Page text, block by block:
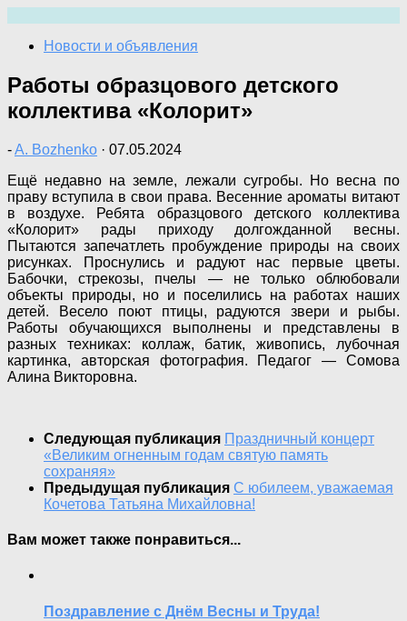
содержимому
Новости и объявления
Работы образцового детского
коллектива «Колорит»
-A. Bozhenko · 07.05.2024
Ещё недавно на земле, лежали сугробы. Но весна по
праву вступила в свои права. Весенние ароматы витают
в воздухе. Ребята образцового детского коллектива
«Колорит» рады приходу долгожданной весны.
Пытаются запечатлеть пробуждение природы на своих
рисунках. Проснулись и радуют нас первые цветы.
Бабочки, стрекозы, пчелы — не только облюбовали
объекты природы, но и поселились на работах наших
детей. Весело поют птицы, радуются звери и рыбы.
Работы обучающихся выполнены и представлены в
разных техниках: коллаж, батик, живопись, лубочная
картинка, авторская фотография. Педагог — Сомова
Алина Викторовна.
Следующая публикация Праздничный концерт
«Великим огненным годам святую память
сохраняя»
Предыдущая публикация С юбилеем, уважаемая
Кочетова Татьяна Михайловна!
Вам может также понравиться...
Поздравление с Днём Весны и Труда!